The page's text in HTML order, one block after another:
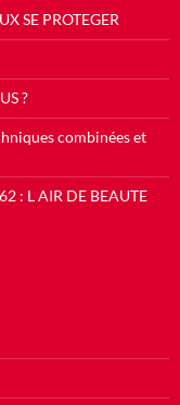
SE PROTEGER
?
combinées et
: L AIR DE BEAUTE